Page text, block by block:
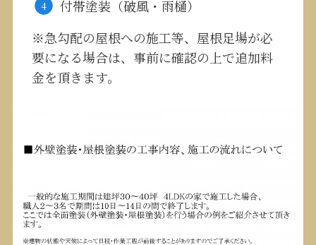
付帯塗装（破風・雨樋）
※急勾配の屋根への施工等、屋根足場が必
要になる場合は、事前に確認の上で追加料
金を頂きます。